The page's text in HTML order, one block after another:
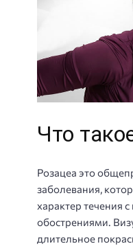
Что
Розацеа это
заболевания,
характер течения
обострениями.
длительное